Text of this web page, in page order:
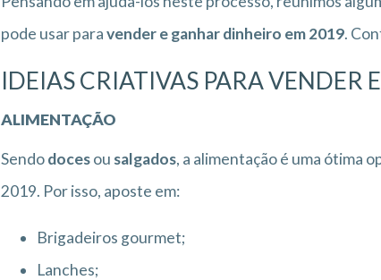
pode usar paravender e ganhar dinheiro em 2019.
IDEIAS CRIATIVAS PARA
ALIMENTAÇÃO
Sendodocesou salgados, a alimentação é uma ótima
2019. Por isso, aposte em:
Brigadeiros gourmet;
Lanches;